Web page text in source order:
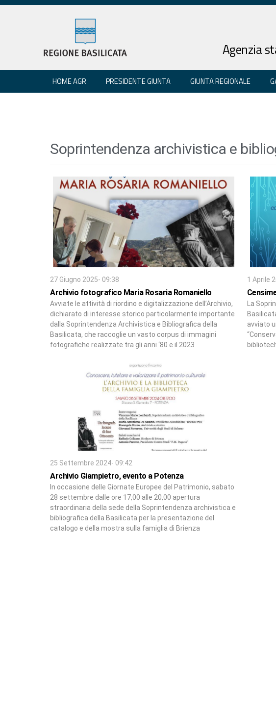
Agenzia
HOME AGR PRESIDENTE GIUNTA GIUNTA REGIONALE
Soprintendenza archivistica e
27 Giugno 2025- 09:38
Archivio fotografico Maria Rosaria Romaniello
Avviate le attività di riordino e digitalizzazione dell’Archivio,
dichiarato di interesse storico particolarmente importante
dalla Soprintendenza Archivistica e Bibliografica della
Basilicata, che raccoglie un vasto corpus di immagini
fotografiche realizzate tra gli anni ‘80 e il 2023
1 Aprile
La
avviato
25 Settembre 2024- 09:42
Archivio Giampietro, evento a Potenza
In occasione delle Giornate Europee del Patrimonio, sabato
28 settembre dalle ore 17,00 alle 20,00 apertura
straordinaria della sede della Soprintendenza archivistica e
bibliografica della Basilicata per la presentazione del
catalogo e della mostra sulla famiglia di Brienza